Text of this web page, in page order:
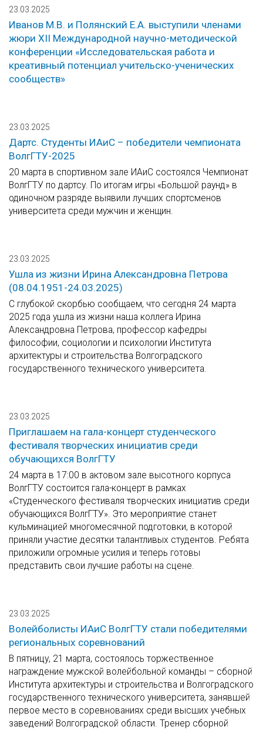
23.03.2025
Иванов М.В. и Полянский Е.А. выступили членами
жюри XII Международной научно-методической
конференции «Исследовательская работа и
креативный потенциал учительско-ученических
сообществ»
23.03.2025
Дартс. Студенты ИАиС – победители чемпионата
ВолгГТУ-2025
20 марта в спортивном зале ИАиС состоялся Чемпионат
ВолгГТУ по дартсу. По итогам игры «Большой раунд» в
одиночном разряде выявили лучших спортсменов
университета среди мужчин и женщин.
23.03.2025
Ушла из жизни Ирина Александровна Петрова
(08.04.1951-24.03.2025)
С глубокой скорбью сообщаем, что сегодня 24 марта
2025 года ушла из жизни наша коллега Ирина
Александровна Петрова, профессор кафедры
философии, социологии и психологии Института
архитектуры и строительства Волгоградского
государственного технического университета.
23.03.2025
Приглашаем на гала-концерт студенческого
фестиваля творческих инициатив среди
обучающихся ВолгГТУ
24 марта в 17:00 в актовом зале высотного корпуса
ВолгГТУ состоится гала-концерт в рамках
«Студенческого фестиваля творческих инициатив среди
обучающихся ВолгГТУ». Это мероприятие станет
кульминацией многомесячной подготовки, в которой
приняли участие десятки талантливых студентов. Ребята
приложили огромные усилия и теперь готовы
представить свои лучшие работы на сцене.
23.03.2025
Волейболисты ИАиС ВолгГТУ стали победителями
региональных соревнований
В пятницу, 21 марта, состоялось торжественное
награждение мужской волейбольной команды – сборной
Института архитектуры и строительства и Волгоградского
государственного технического университета, занявшей
первое место в соревнованиях среди высших учебных
заведений Волгоградской области. Тренер сборной